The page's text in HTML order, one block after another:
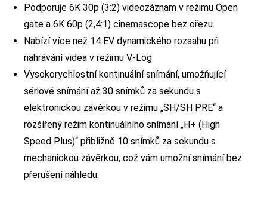
Podporuje 6K 30p (3:2) videozáznam v režimu Open
gate a 6K 60p (2,4:1) cinemascope bez ořezu
Nabízí více než 14 EV dynamického rozsahu při
nahrávání videa v režimu V-Log
Vysokorychlostní kontinuální snímání, umožňující
sériové snímání až 30 snímků za sekundu s
elektronickou závěrkou v režimu „SH/SH PRE“ a
rozšířený režim kontinuálního snímání „H+ (High
Speed Plus)“ přibližně 10 snímků za sekundu s
mechanickou závěrkou, což vám umožní snímání bez
přerušení náhledu.